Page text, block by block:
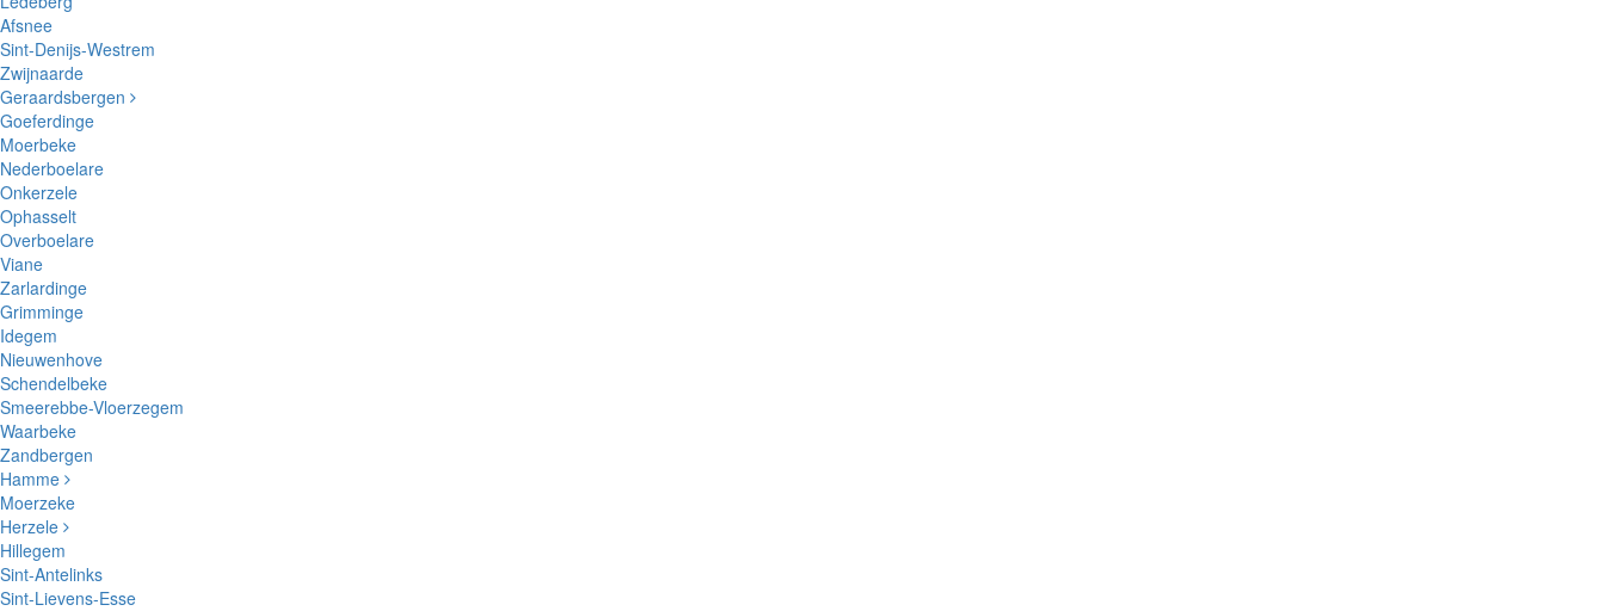
Afsnee
Sint-Denijs-Westrem
Zwijnaarde
Geraardsbergen
Goeferdinge
Moerbeke
Nederboelare
Onkerzele
Ophasselt
Overboelare
Viane
Zarlardinge
Grimminge
Idegem
Nieuwenhove
Schendelbeke
Smeerebbe-Vloerzegem
Waarbeke
Zandbergen
Hamme
Moerzeke
Herzele
Hillegem
Sint-Antelinks
Sint-Lievens-Esse